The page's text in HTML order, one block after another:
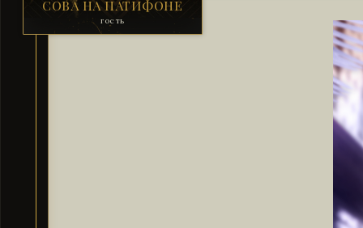
СОВА НА ПАТИФОНЕ
гость